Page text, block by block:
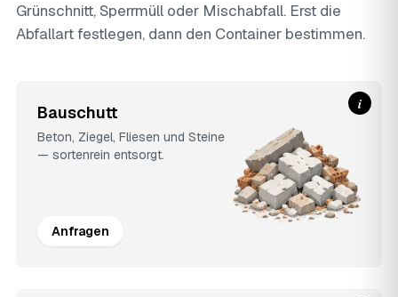
Grünschnitt, Sperrmüll oder Mischabfall. Erst die
Abfallart festlegen, dann den Container bestimmen.
Bauschutt
Beton, Ziegel, Fliesen und Steine
— sortenrein entsorgt.
Anfragen
i